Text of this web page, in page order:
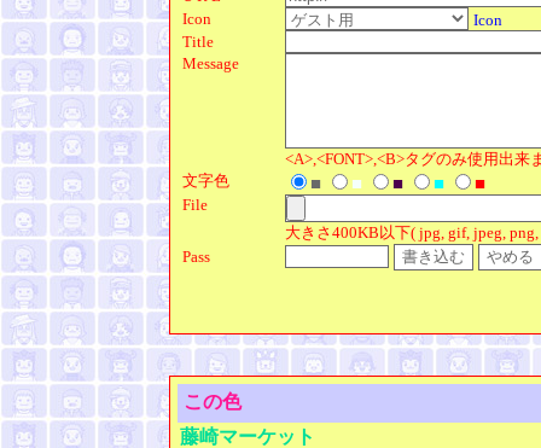
Icon
Icon
Title
Message
<A>,<FONT>,<B>タグのみ使用出来
文字色
■ ■ ■ ■ ■
File
大きさ400KB以下( jpg, gif, jpeg,
Pass
この色
藤崎マーケット